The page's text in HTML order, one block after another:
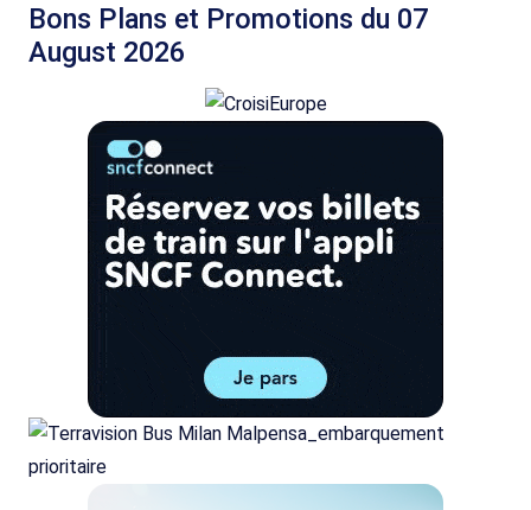
Bons Plans et Promotions du 07
August 2026